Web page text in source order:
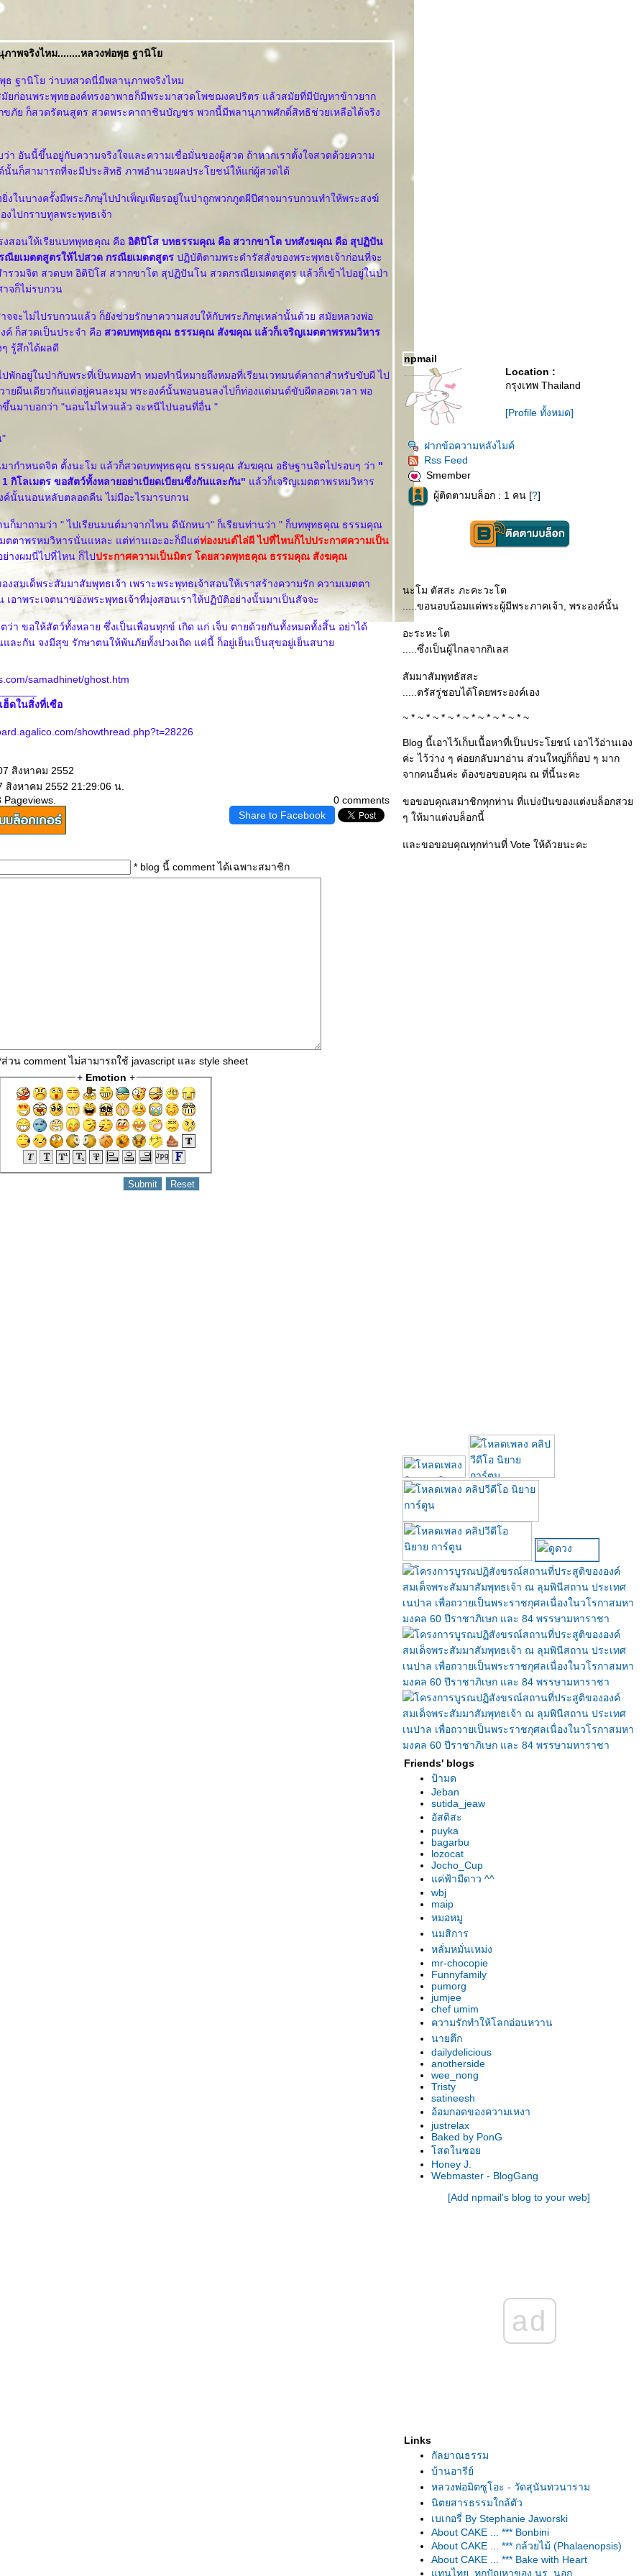
ภาพจริงไหม........หลวงพ่อพุธ ฐานิ
ธ ฐานิโย ว่าบทสวดนี่มีพลานุภาพจริงไหม
มัยก่อนพระพุทธองค์ทรงอาพาธก็มีพระมาสวดโพชฌงคปริตร แล้วสมัยที่มีปัญหาข้าวยาก
ขภัย ก็สวดรัตนสูตร สวดพระคาถาชินบัญชร พวกนี้มีพลานุภาพศักดิ์สิทธิช่วยเหลือได้จริง
ว่า อันนี้ขึ้นอยู่กับความจริงใจและความเชื่อมั่นของผู้สวด ถ้าหากเราตั้งใจสวดด้วยความ
นั้นก็สามารถที่จะมีประสิทธิ ภาพอำนวยผลประโยชน์ให้แก่ผู้สวดได้
งในบางครั้งมีพระภิกษุไปบำเพ็ญเพียรอยู่ในป่าถูกพวกภูตผีปีศาจมารบกวนทำให้พระสงฆ์
งไปกราบทูลพระพุทธเจ้า
งสอนให้เรียนบทพุทธคุณ คือ อิติปิโส บทธรรมคุณ คือ สวากขาโต บทสังฆคุณ คือ สุปฏิปัน
ณียเมตตสูตรให้ไปสวด กรณียเมตตสูตร ปฏิบัติตามพระดำรัสสั่งของพระพุทธเจ้าก่อนที่จะ
ำรวมจิต สวดบท อิติปิโส สวากขาโต สุปฏิปันโน สวดกรณียเมตตสูตร แล้วก็เข้าไปอยู่ในป่า
จก็ไม่รบกวน
จจะไม่ไปรบกวนแล้ว ก็ยังช่วยรักษาความสงบให้กับพระภิกษุเหล่านั้นด้วย สมัยหลวงพ่อ
ค์ ก็สวดเป็นประจำ คือ สวดบทพุทธคุณ ธรรมคุณ สังฆคุณ แล้วก็เจริญเมตตาพรหมวิหาร
รู้สึกได้ผลดี
พักอยู่ในป่ากับพระที่เป็นหมอทำ หมอทำนี่หมายถึงหมอที่เรียนเวทมนต์คาถาสำหรับขับผี ไป
ายผืนเดียวกันแต่อยู่คนละมุม พระองค์นั้นพอนอนลงไปก็ท่องแต่มนต์ขับผีตลอดเวลา พอ
นมาบอกว่า "นอนไม่ไหวแล้ว จะหนีไปนอนที่อื่น "
"
ากำหนดจิต ตั้งนะโม แล้วก็สวดบทพุทธคุณ ธรรมคุณ สัมฆคุณ อธิษฐานจิตไปรอบๆ ว่า "
กิโลเมตร ขอสัตว์ทั้งหลายอย่าเบียดเบียนซึ่งกันและกัน" ล้วก็เจริญเมตตาพรหมวิหาร
ค์นั้นนอนหลับตลอดคืน ไม่มีอะไรมารบกวน
นก็มาถามว่า " ไปเรียนมนต์มาจากไหน ดีนักหนา" ก็เรียนท่านว่า " ก็บทพุทธคุณ ธรรมคุณ
ตตาพรหมวิหารนั่นแหละ แต่ท่านเอะอะก็มีแต่ท่องมนต์ไล่ผี ไปที่ไหนก็ไปประกาศความเป็น
างผมนี่ไปที่ไหน ก็ไปประกาศความเป็นมิตร โดยสวดพุทธคุณ ธรรมคุณ สังฆคุณ
งสมเด็พระสัมมาสัมพุทธเจ้า เพราะพระพุทธเจ้าสอนให้เราสร้างความรัก ความเมตตา
เอาพระเจตนาของพระพุทธเจ้าที่มุ่งสอนเราให้ปฏิบัติอย่างนั้นมาเป็นสัจจะ
า ขอให้สัตว์ทั้งหลาย ซึ่งเป็นเพื่อนทุกข์ เกิด แก่ เจ็บ ตายด้วยกันทั้งหมดทั้งสิ้น อย่าได้
และกัน จงมีสุข รักษาตนให้พ้นภัยทั้งปวงเถิด แค่นี้ ก็อยู่เย็นเป็นสุขอยู่เย็นสบา
samadhinet/ghost.htm
ฮ็ดในสิ่งที่เซือ
showthread.php?t=28226
สิงหาคม 2552
สิงหาคม 2552 21:29:06 น.
0 comments
Share to Facebook
* blog นี้ comment ได้เฉพาะสมาชิก
ส่วน comment ไม่สามารถใช้ javascript และ style sheet
+ Emotion +
npmail
Location :
กรุงเทพ Thailand
[Profile ทั้งหมด]
ฝากข้อความหลังไมค์
Rss Feed
Smember
ผู้ติดตามบล็อก : 1 คน [?]
นะโม ตัสสะ ภะคะวะโต
.....ขอนอบน้อมแด่พระผู้มีพระภาคเจ้า, พระองค์นั้น
อะระหะโต
.....ซึ่งเป็นผู้ไกลจากกิเลส
สัมมาสัมพุทธัสสะ
.....ตรัสรู่ชอบได้โดยพระองค์เอง
~ * ~ * ~ * ~ * ~ * ~ * ~ * ~ * ~
Blog นี้เอาไว้เก็บเนื้อหาที่เป็นประโยชน์ เอาไว้อ่านเอง
ค่ะ ไว้ว่าง ๆ ค่อยกลับมาอ่าน ส่วนใหญ่ก็ก็อป ๆ มาก
จากคนอื่นค่ะ ต้องขอขอบคุณ ณ ที่นี้นะคะ
ขอขอบคุณสมาชิกทุกท่าน ที่แบ่งปันของแต่งบล็อกสว
ๆ ให้มาแต่งบล็อกนี้
ละขอขอบคุณทุกท่านที่ Vote ให้ด้วยนะคะ
Friends' blogs
ป้ามด
Jeban
sutida_jeaw
อัสติสะ
puyka
bagarbu
lozocat
Jocho_Cup
ค่ฟ้ามีดาว ^^
wbj
maip
หมอหมู
นมสิการ
หลั่มหมั่นเหม่ง
mr-chocopie
Funnyfamily
pumorg
jumjee
chef umim
ความรักทำให้โลกอ่อนหวาน
นายตึก
dailydelicious
anotherside
wee_nong
Tristy
satineesh
อ้อมกอดของความเหงา
justrelax
Baked by PonG
สดในซอ
Honey J.
Webmaster - BlogGang
[Add npmail's blog to your web]
ad
Links
กัลยาณธรรม
บ้านอารีย์
หลวงพ่อมิตซูโอะ - วัดสุนันทวนาราม
นิตยสารธรรมใกล้ตัว
เบเกอรี่ By Stephanie Jaworski
About CAKE ... *** Bonbini
About CAKE ... *** กล้วยไม้ (Phalaenopsis)
About CAKE ... *** Bake with Heart
ทนไทย..ทุกปัญหาของ นร. นอก